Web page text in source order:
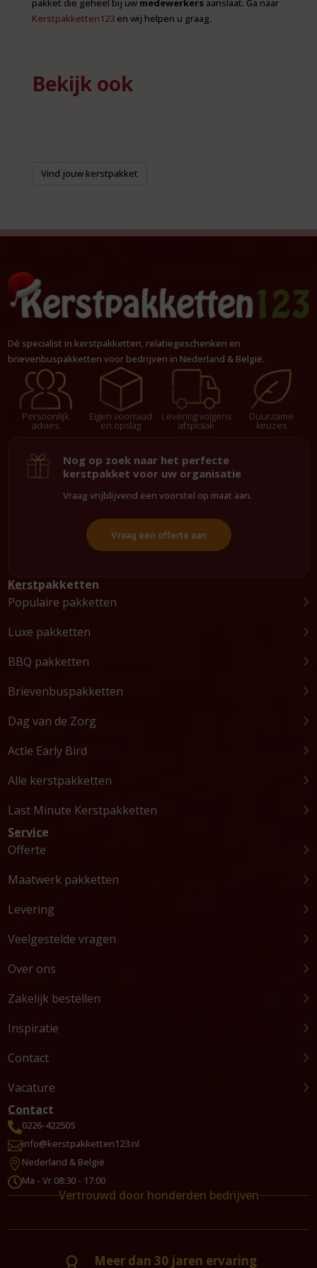
pakket die geheel bij uw medewerkersaanslaat. Ga naar
Kerstpakketten123en wij helpen u graag.
Bekijk ook
Vind jouw kerstpakket
Dé specialist in kerstpakketten, relatiegeschenken en
brievenbuspakketten voor bedrijven in Nederland & België.
Persoonlijk
advies
Eigen voorraad
en opslag
Levering volgens
afspraak
Duurzame
keuzes
Nog op zoek naar het perfecte
kerstpakket voor uw organisatie
Vraag vrijblijvend een voorstel op maat aan.
Vraag een offerte aan
Kerstpakketten
Populaire pakketten
Luxe pakketten
BBQ pakketten
Brievenbuspakketten
Dag van de Zorg
Actie Early Bird
Alle kerstpakketten
Last Minute Kerstpakketten
Service
Offerte
Maatwerk pakketten
Levering
Veelgestelde vragen
Over ons
Zakelijk bestellen
Inspiratie
Contact
Vacature
Contact
0226-422505
info@kerstpakketten123.nl
 Nederland & België
Ma - Vr 08:30 - 17:00
Vertrouwd door honderden bedrijven
Meer dan 30 jaren ervaring